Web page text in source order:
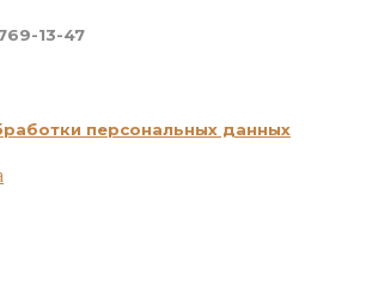
13-47
персональных данных